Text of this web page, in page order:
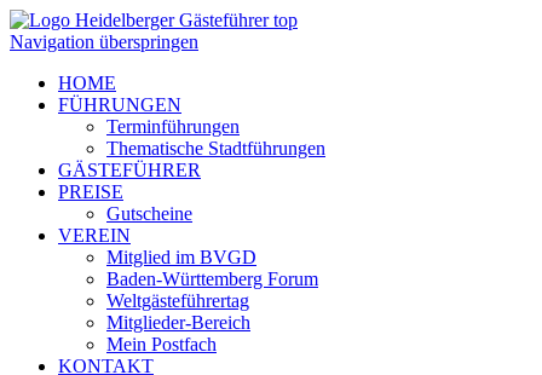
Navigation überspringen
HOME
FÜHRUNGEN
Terminführungen
Thematische Stadtführungen
GÄSTEFÜHRER
PREISE
Gutscheine
VEREIN
Mitglied im BVGD
Baden-Württemberg Forum
Weltgästeführertag
Mitglieder-Bereich
Mein Postfach
KONTAKT